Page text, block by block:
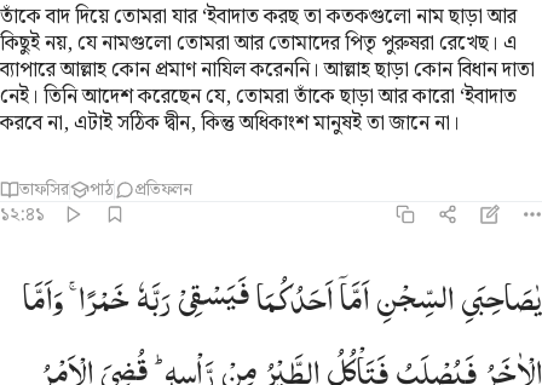
তাঁকে বাদ দিয়ে তোমরা যার ‘ইবাদাত করছ তা কতকগুলো নাম ছাড়া আর
কিছুই নয়, যে নামগুলো তোমরা আর তোমাদের পিতৃ পুরুষরা রেখেছ। এ
ব্যাপারে আল্লাহ কোন প্রমাণ নাযিল করেননি। আল্লাহ ছাড়া কোন বিধান দাতা
নেই। তিনি আদেশ করেছেন যে, তোমরা তাঁকে ছাড়া আর কারো ‘ইবাদাত
করবে না, এটাই সঠিক দ্বীন, কিন্তু অধিকাংশ মানুষই তা জানে না।
তাফসির পাঠ প্রতিফলন
১২:৪১
يا صاحبي السجن اما احدكما فيسقي ربه خمرا واما الاخر فيصلب
يَـٰصَـٰحِبَىِ ٱلسِّجْنِ أَمَّآ أَحَدُكُمَا فَيَسْقِى رَبَّهُۥ خَمْرًۭا ۖ وَأَمَّا ٱلْـَٔاخَرُ فَيُصْلَبُ
یٰصَاحِبَیِالسِّجْنِاَمَّاۤاَحَدُكُمَافَیَسْقِیْرَبَّهٗخَمْرًا ۚ وَاَمَّا